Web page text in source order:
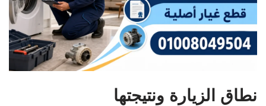
نطاق الزيارة ونتيجتها